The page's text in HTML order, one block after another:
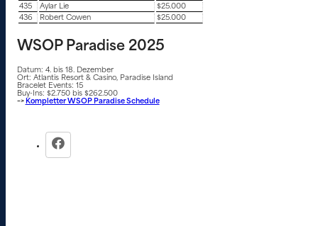
435
Aylar Lie
$25.000
436
Robert Cowen $25.000
WSOP Paradise 2025
Datum: 4. bis 18. Dezember
Ort: Atlantis Resort & Casino, Paradise Island
Bracelet Events: 15
Buy-Ins: $2.750 bis $262.500
–> Kompletter WSOP Paradise Schedule